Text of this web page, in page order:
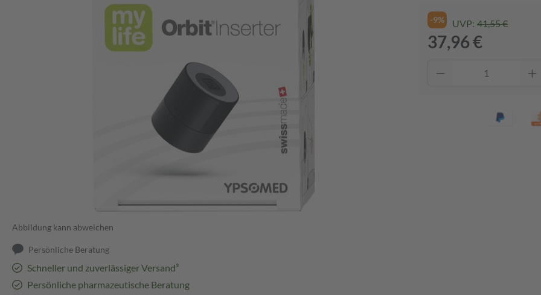
Abbildung kann abweichen
Persönliche Beratung
Schneller und zuverlässiger Versand³
Persönliche pharmazeutische Beratung
-9% UVP: 41,55 €
37,96 €